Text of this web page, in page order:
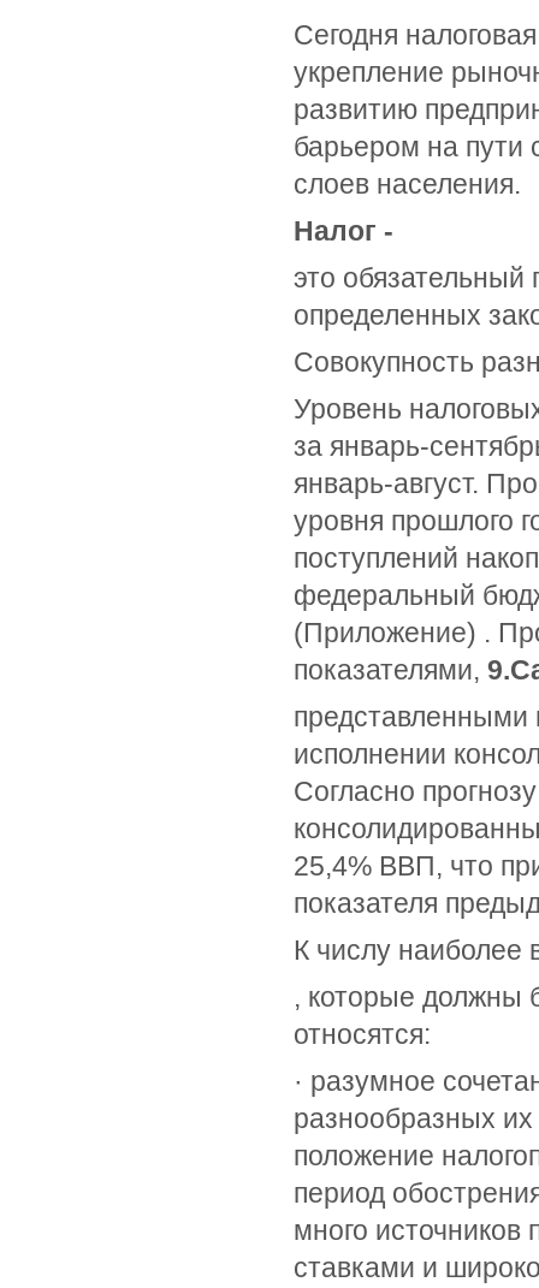
Сегодня
укрепление
развитию
барьером на пути
слоев населения.
Налог -
это
определенных
Совокупность
Уровень
за январь-
январь-август.
уровня прошлого
поступлений
федеральный
(Приложение) .
показателями,
исполнении
Согласно
25,4% ВВП, что
показателя
К числу
, которые должны
относятся:
· разумное
разнообразных
положение
период
много
ставками и